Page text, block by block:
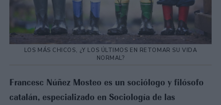
LOS MÁS CHICOS, ¿Y LOS ÚLTIMOS EN RETOMAR SU VIDA
NORMAL?
Francesc Núñez Mosteo es un sociólogo y filósofo
catalán, especializado en Sociología de las